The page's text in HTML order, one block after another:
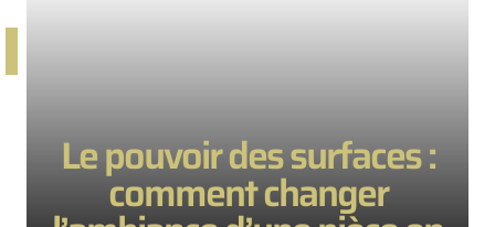
Le pouvoir des surfaces :
comment changer